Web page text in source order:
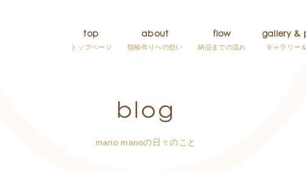
top
トップページ
about
指輪作りへの想い
flow
納品までの流れ
gallery &
ギャラリー
blog
mano manoの日々のこと